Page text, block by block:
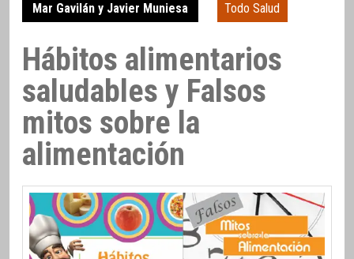
Mar Gavilán y Javier Muniesa Todo Salud
Hábitos alimentarios
saludables y Falsos
mitos sobre la
alimentación